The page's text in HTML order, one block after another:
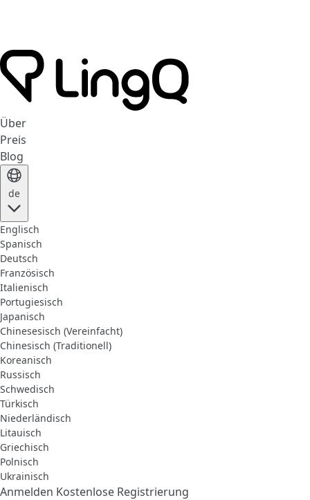
Über
Preis
Blog
de
Englisch
Spanisch
Deutsch
Französisch
Italienisch
Portugiesisch
Japanisch
Chinesesisch (Vereinfacht)
Chinesisch (Traditionell)
Koreanisch
Russisch
Schwedisch
Türkisch
Niederländisch
Litauisch
Griechisch
Polnisch
Ukrainisch
Anmelden Kostenlose Registrierung